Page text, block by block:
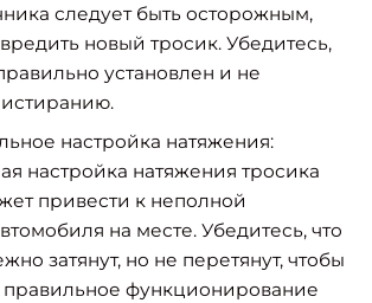
следует быть осторожным,
новый тросик. Убедитесь,
установлен и не
настройка натяжения:
настройка натяжения тросика
привести к неполной
на месте. Убедитесь, что
затянут, но не перетянут, чтобы
правильное функционирование